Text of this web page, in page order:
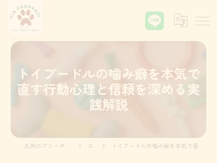
トイプードルの噛み癖を本気で
直す行動心理と信頼を深める実
践解説
コラム トイプードルの噛み癖を本気で直す行動心理と信頼を深める実践解説